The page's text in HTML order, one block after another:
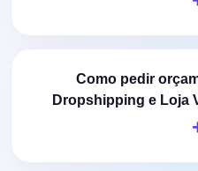
Como pedir
Dropshipping e Loja